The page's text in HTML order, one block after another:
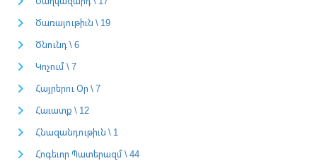
Ծառայութիւն \ 19
Ծնունդ \ 6
Կոչում \ 7
Հայրերու Օր \ 7
Հաւատք \ 12
Հնազանդութիւն \ 1
Հոգեւոր Պատերազմ \ 44